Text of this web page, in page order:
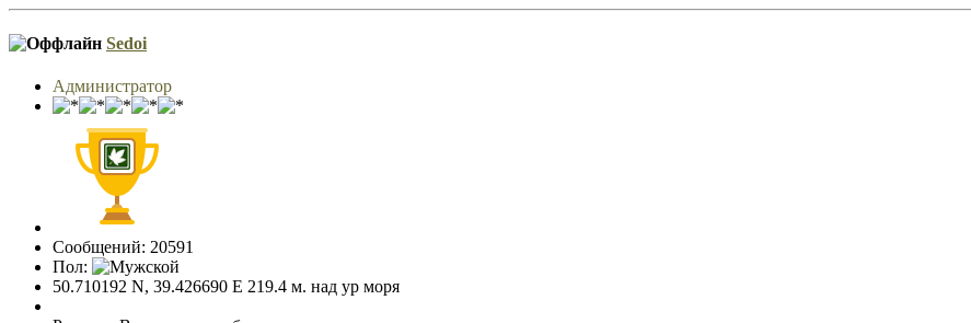
Sedoi
Администратор
Сообщений: 20591
Пол:
50.710192 N, 39.426690 E 219.4 м. над ур моря